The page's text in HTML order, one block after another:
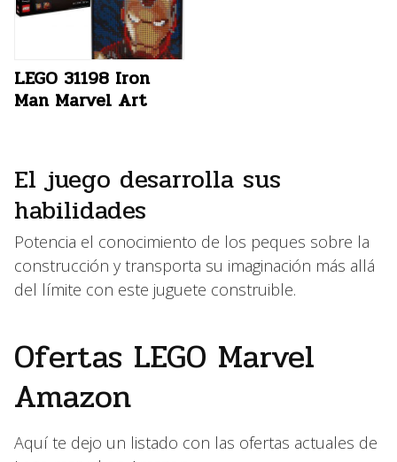
LEGO 31198 Iron
Man Marvel Art
El juego desarrolla sus
habilidades
Potencia el conocimiento de los peques sobre la
construcción y transporta su imaginación más allá
del límite con este juguete construible.
Ofertas LEGO Marvel
Amazon
Aquí te dejo un listado con las ofertas actuales de